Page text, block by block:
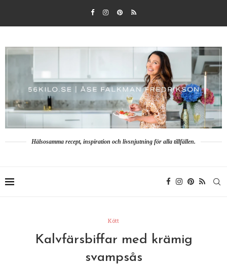
Hälsosamma recept, inspiration och livsnjutning för alla tillfällen.
Kött
Kalvfärsbiffar med krämig
svampsås